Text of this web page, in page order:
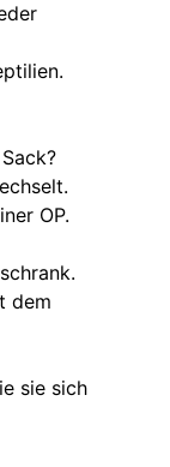
OP.
dem
sie sich